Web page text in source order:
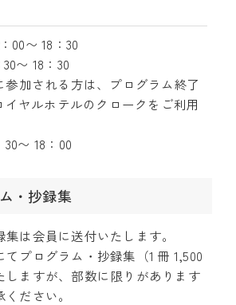
00〜 18：30
〜 18：30
加される方は、プログラム終了
ヤルホテルのクロークをご利用
〜 18：00
・抄録集
は会員に送付いたします。
プログラム・抄録集（1 冊 1,500
しますが、部数に限りがあります
ださい。